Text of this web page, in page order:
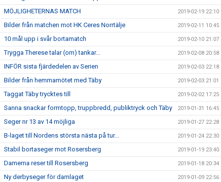
MÖJLIGHETERNAS MATCH 2019-02-19 22:10
Bilder från matchen mot HK Ceres Norrtälje 2019-02-11 10:45
10 mål upp i svår bortamatch 2019-02-10 21:07
Trygga Therese talar (om) tankar... 2019-02-08 20:58
INFÖR sista fjärdedelen av Serien 2019-02-03 22:18
Bilder från hemmamötet med Täby 2019-02-03 21:01
Taggat Täby trycktes till 2019-02-02 17:25
Sanna snackar formtopp, truppbredd, publiktryck och Täby 2019-01-31 16:45
Seger nr 13 av 14 möjliga 2019-01-27 22:28
B-laget till Nordens största nästa på tur... 2019-01-24 22:30
Stabil bortaseger mot Rosersberg 2019-01-19 23:40
Damerna reser till Rosersberg 2019-01-18 20:34
Ny derbyseger för damlaget 2019-01-09 22:56